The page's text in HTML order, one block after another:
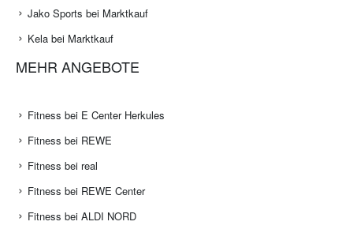
Jako Sports bei Marktkauf
Kela bei Marktkauf
MEHR ANGEBOTE
Fitness bei E Center Herkules
Fitness bei REWE
Fitness bei real
Fitness bei REWE Center
Fitness bei ALDI NORD